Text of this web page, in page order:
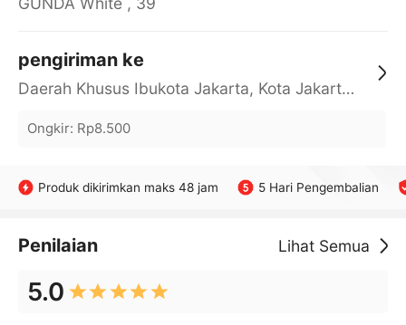
pengiriman ke
Daerah Khusus Ibukota Jakarta, Kota Jakarta Barat, Cengkareng, yy
Ongkir: Rp8.500
Produk dikirimkan maks 48 jam 5 Hari Pengembalian
Penilaian Lihat Semua
5.0